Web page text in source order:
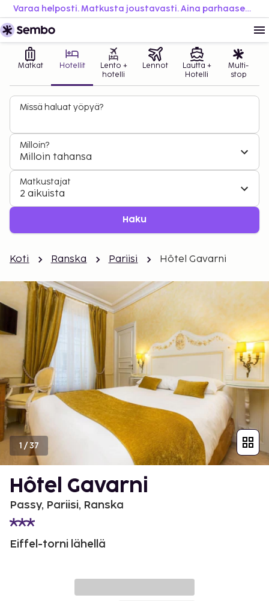
Varaa helposti. Matkusta joustavasti. Aina parhaaseen hintaan.
Matkat Hotellit
Lento +
hotelli
Lennot
Lautta +
Hotelli
Multi-
stop
Missä haluat yöpyä?
Milloin?
Milloin tahansa
Matkustajat
2 aikuista
Haku
Koti Ranska Pariisi Hôtel Gavarni
1 /37
Hôtel Gavarni
Passy, Pariisi, Ranska
Eiffel-torni lähellä